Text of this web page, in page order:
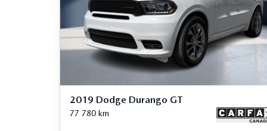
2019 Dodge Durango GT
77 780 km